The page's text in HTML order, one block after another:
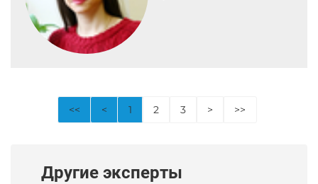
<< < 1 2 3 > >>
Другие эксперты